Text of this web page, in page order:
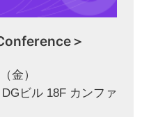
＞
金）
ビル 18F カンファ